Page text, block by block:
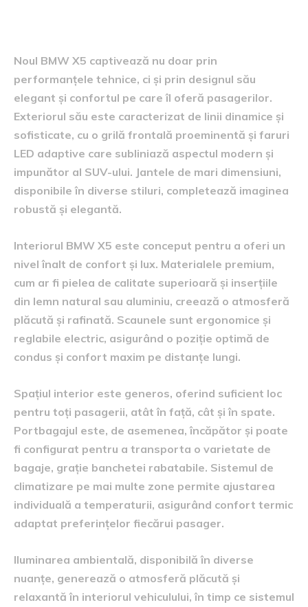
Noul BMW X5 captivează nu doar prin
performanțele tehnice, ci și prin designul său
elegant și confortul pe care îl oferă pasagerilor.
Exteriorul său este caracterizat de linii dinamice și
sofisticate, cu o grilă frontală proeminentă și faruri
LED adaptive care subliniază aspectul modern și
impunător al SUV-ului. Jantele de mari dimensiuni,
disponibile în diverse stiluri, completează imaginea
robustă și elegantă.
Interiorul BMW X5 este conceput pentru a oferi un
nivel înalt de confort și lux. Materialele premium,
cum ar fi pielea de calitate superioară și inserțiile
din lemn natural sau aluminiu, creează o atmosferă
plăcută și rafinată. Scaunele sunt ergonomice și
reglabile electric, asigurând o poziție optimă de
condus și confort maxim pe distanțe lungi.
Spațiul interior este generos, oferind suficient loc
pentru toți pasagerii, atât în față, cât și în spate.
Portbagajul este, de asemenea, încăpător și poate
fi configurat pentru a transporta o varietate de
bagaje, grație banchetei rabatabile. Sistemul de
climatizare pe mai multe zone permite ajustarea
individuală a temperaturii, asigurând confort termic
adaptat preferințelor fiecărui pasager.
Iluminarea ambientală, disponibilă în diverse
nuanțe, generează o atmosferă plăcută și
relaxantă în interiorul vehiculului, în timp ce sistemul